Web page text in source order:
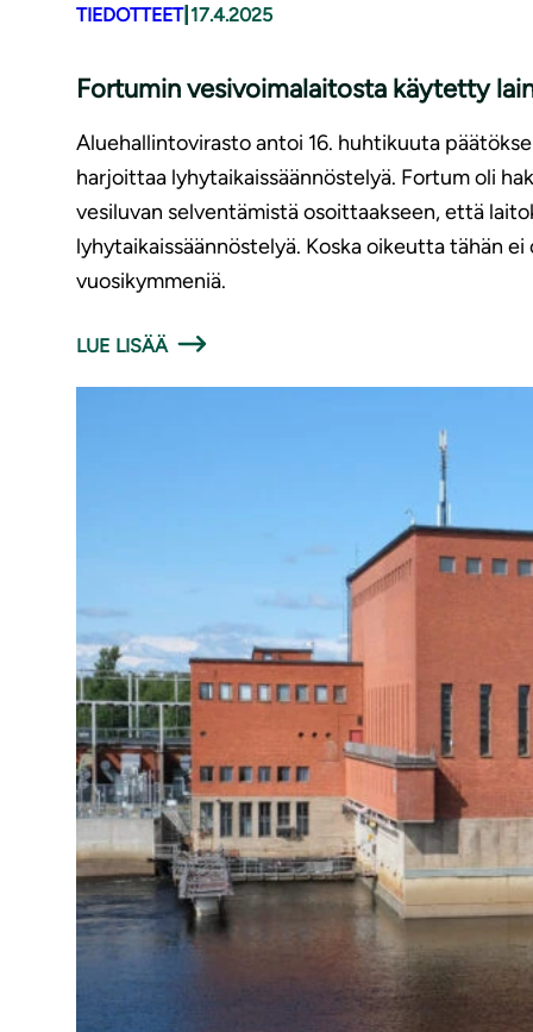
TIEDOTTEET| 17.4.2025
Fortumin vesivoimalaitosta käytetty
Aluehallintovirasto antoi 16. huhtikuuta
harjoittaa lyhytaikaissäännöstelyä. Fortum oli
vesiluvan selventämistä osoittaakseen, että
lyhytaikaissäännöstelyä. Koska oikeutta tähän
vuosikymmeniä.
LUE LISÄÄ